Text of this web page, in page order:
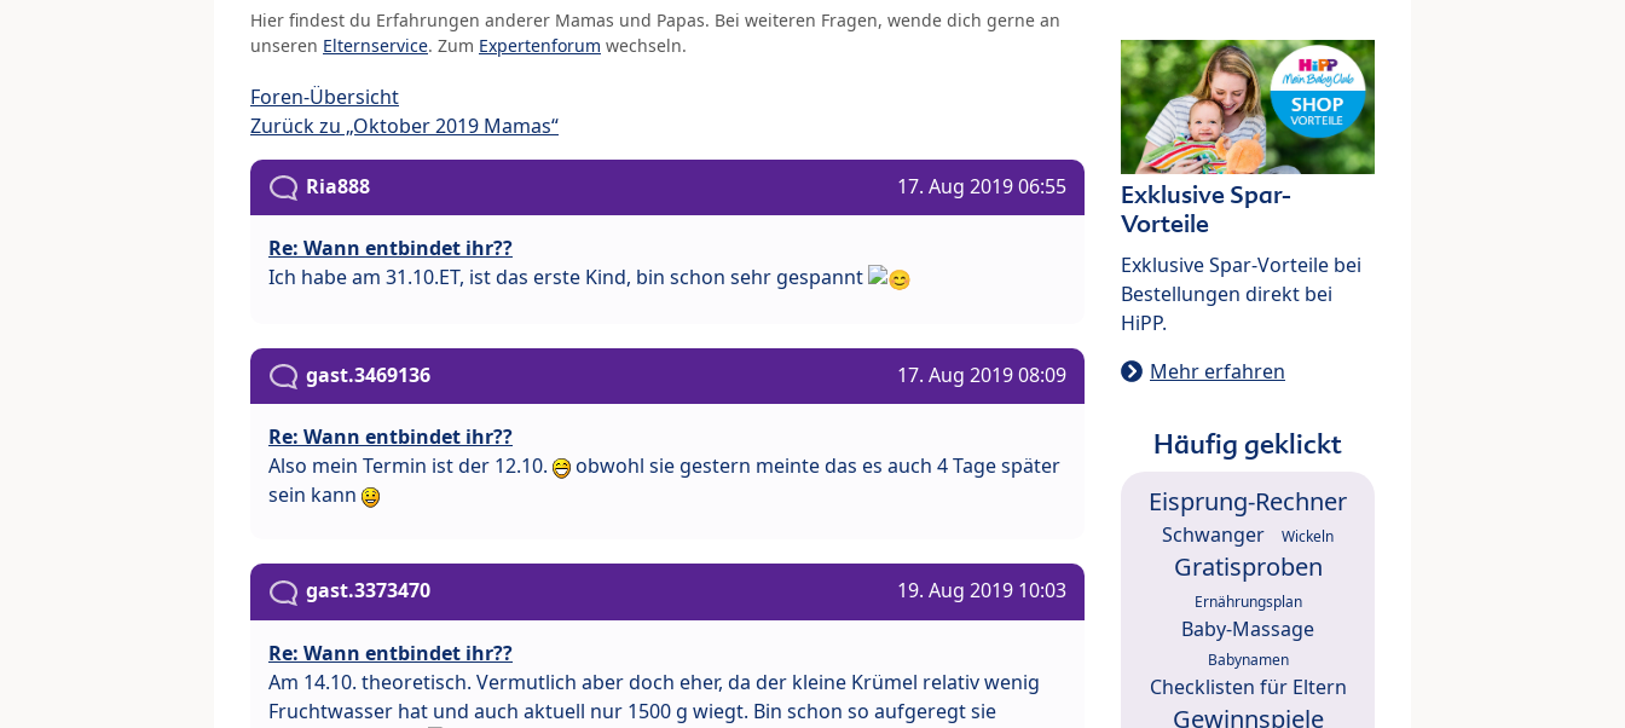
Hier findest du Erfahrungen anderer Mamas und Papas. Bei weiteren Fragen, wende dich gerne an
unseren Elternservice. Zum Expertenforum wechseln.
Foren-Übersicht
Zurück zu „Oktober 2019 Mamas“
Ria888 17. Aug 2019 06:55
Re: Wann entbindet ihr??
Ich habe am 31.10.ET, ist das erste Kind, bin schon sehr gespannt
gast.3469136 17. Aug 2019 08:09
Re: Wann entbindet ihr??
Also mein Termin ist der 12.10.
obwohl sie gestern meinte das es auch 4 Tage später
sein kann
gast.3373470 19. Aug 2019 10:03
Re: Wann entbindet ihr??
Am 14.10. theoretisch. Vermutlich aber doch eher, da der kleine Krümel relativ wenig
Fruchtwasser hat und auch aktuell nur 1500 g wiegt. Bin schon so aufgeregt sie
Exklusive Spar-
Vorteile
Exklusive Spar-Vorteile bei
Bestellungen direkt bei
HiPP.
Mehr erfahren
Häufig geklickt
Eisprung-Rechner
Schwanger Wickeln
Gratisproben
Ernährungsplan
Baby-Massage
Babynamen
Checklisten für Eltern
Gewinnspiele